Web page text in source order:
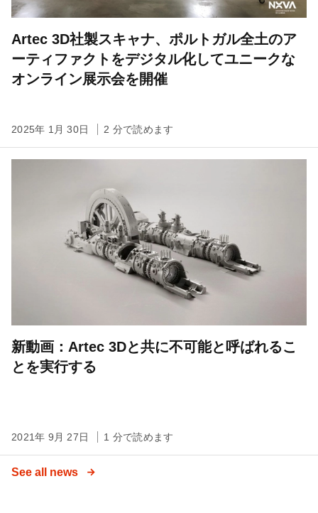
Artec 3D社製スキャナ、ポルトガル全土のア
ーティファクトをデジタル化してユニークな
オンライン展示会を開催
2025年 1月 30日 2 分で読めます
新動画：Artec 3Dと共に不可能と呼ばれるこ
とを実行する
2021年 9月 27日 1 分で読めます
See all news